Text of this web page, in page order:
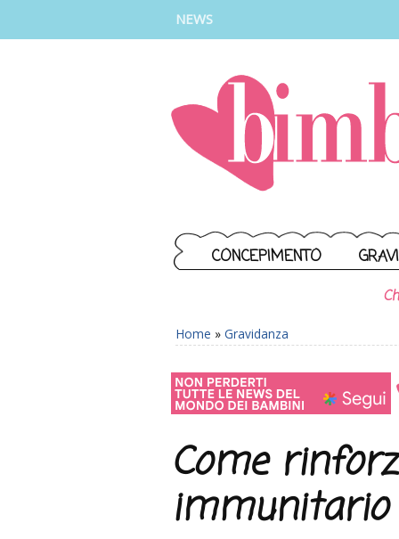
NEWS
CONCEPIMENTO
Home » Gravidanza
Come
immunitario